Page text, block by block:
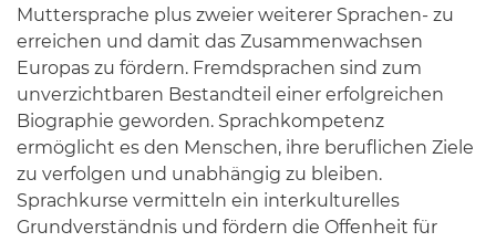
Muttersprache plus zweier weiterer Sprachen- zu
erreichen und damit das Zusammenwachsen
Europas zu fördern. Fremdsprachen sind zum
unverzichtbaren Bestandteil einer erfolgreichen
Biographie geworden. Sprachkompetenz
ermöglicht es den Menschen, ihre beruflichen Ziele
zu verfolgen und unabhängig zu bleiben.
Sprachkurse vermitteln ein interkulturelles
Grundverständnis und fördern die Offenheit für